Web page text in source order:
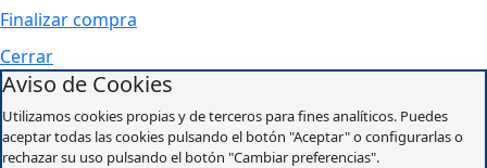
Finalizar compra
Cerrar
Aviso de Cookies
Utilizamos cookies propias y de terceros para fines analíticos. Puedes
aceptar todas las cookies pulsando el botón "Aceptar" o configurarlas o
rechazar su uso pulsando el botón "Cambiar preferencias".